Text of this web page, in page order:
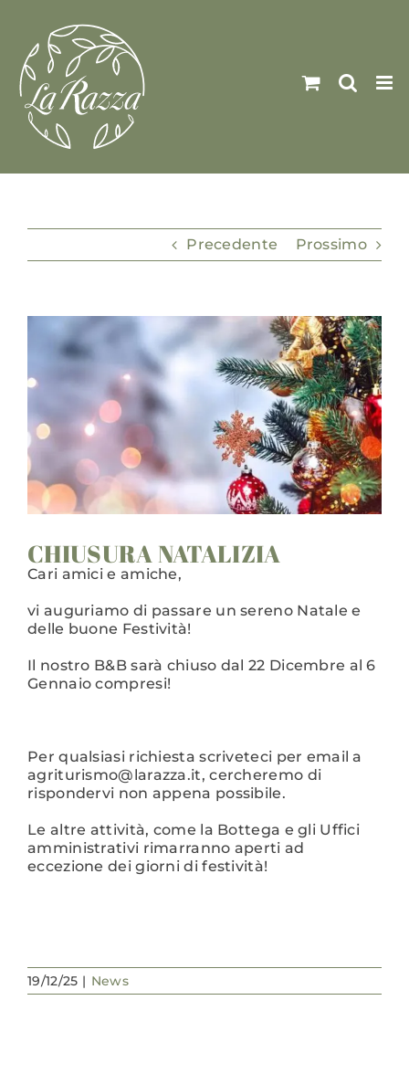
contenuto
Precedente Prossimo
CHIUSURA NATALIZIA
Cari amici e amiche,
vi auguriamo di passare un sereno Natale e
delle buone Festività!
Il nostro B&B sarà chiuso dal 22 Dicembre al 6
Gennaio compresi!
Per qualsiasi richiesta scriveteci per email a
agriturismo@larazza.it, cercheremo di
rispondervi non appena possibile.
Le altre attività, come la Bottega e gli Uffici
amministrativi rimarranno aperti ad
eccezione dei giorni di festività!
19/12/25 | News